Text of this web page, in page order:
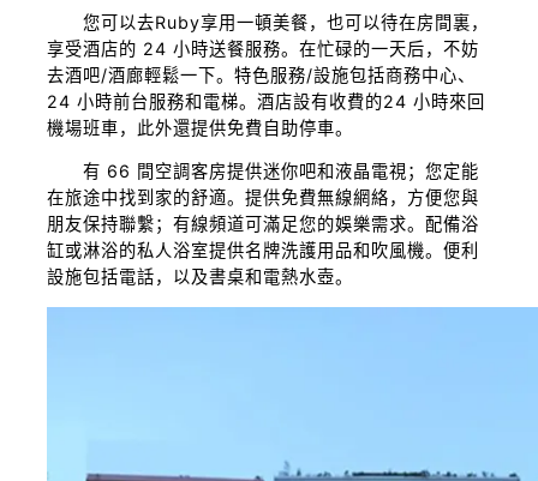
您可以去Ruby享用一頓美餐，也可以待在房間裏，
享受酒店的 24 小時送餐服務。在忙碌的一天后，不妨
去酒吧/酒廊輕鬆一下。特色服務/設施包括商務中心、
24 小時前台服務和電梯。酒店設有收費的24 小時來回
機場班車，此外還提供免費自助停車。
有 66 間空調客房提供迷你吧和液晶電視；您定能
在旅途中找到家的舒適。提供免費無線網絡，方便您與
朋友保持聯繫；有線頻道可滿足您的娛樂需求。配備浴
缸或淋浴的私人浴室提供名牌洗護用品和吹風機。便利
設施包括電話，以及書桌和電熱水壺。